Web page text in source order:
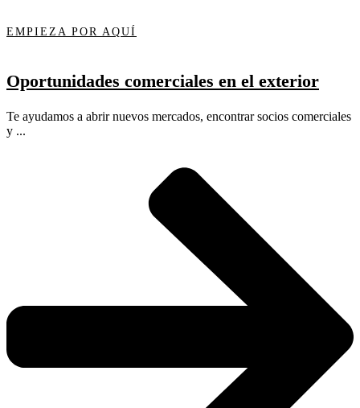
EMPIEZA POR AQUÍ
Oportunidades comerciales en el exterior
Te ayudamos a abrir nuevos mercados, encontrar socios comerciales
y ...